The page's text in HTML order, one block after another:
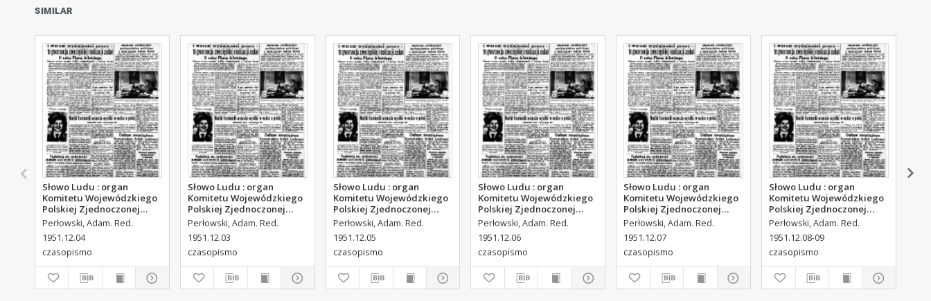
SIMILAR
Słowo Ludu : organ
Komitetu Wojewódzkiego
Polskiej Zjednoczonej
Partii Robotniczej, 1951,
R.3, nr 313
Perłowski, Adam. Red.
1951.12.04
czasopismo
Słowo Ludu : organ
Komitetu Wojewódzkiego
Polskiej Zjednoczonej
Partii Robotniczej, 1951,
R.3, nr 312
Perłowski, Adam. Red.
1951.12.03
czasopismo
Słowo Ludu : organ
Komitetu Wojewódzkiego
Polskiej Zjednoczonej
Partii Robotniczej, 1951,
R.3, nr 314
Perłowski, Adam. Red.
1951.12.05
czasopismo
Słowo Ludu : organ
Komitetu Wojewódzkiego
Polskiej Zjednoczonej
Partii Robotniczej, 1951,
R.3, nr 315
Perłowski, Adam. Red.
1951.12.06
czasopismo
Słowo Ludu : organ
Komitetu Wojewódzkiego
Polskiej Zjednoczonej
Partii Robotniczej, 1951,
R.3, nr 316
Perłowski, Adam. Red.
1951.12.07
czasopismo
Słowo Ludu : organ
Komitetu Wojewódzkiego
Polskiej Zjednoczonej
Partii Robotniczej, 1951,
R.3, nr 317
Perłowski, Adam. Red.
1951.12.08-09
czasopismo